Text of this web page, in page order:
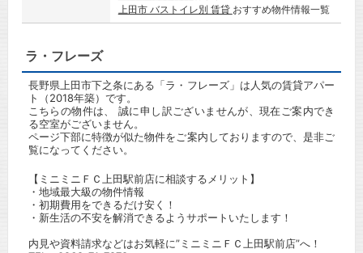
上田市 バストイレ別 賃貸 おすすめ物件情報一覧
ラ・フレーズ
長野県上田市下之条にある「ラ・フレーズ」は人気の賃貸アパー
ト（2018年築）です。
こちらの物件は、 誠に申し訳ございませんが、現在ご案内でき
る空室がございません。
ページ下部に特徴が似た物件をご案内しておりますので、是非ご
覧になってください。
【ミニミニＦＣ上田駅前店に相談するメリット】
・地域最大級の物件情報
・初期費用をできるだけ安く！
・新生活の不安を解消できるようサポートいたします！
内見や資料請求などはお気軽に”ミニミニＦＣ上田駅前店”へ！